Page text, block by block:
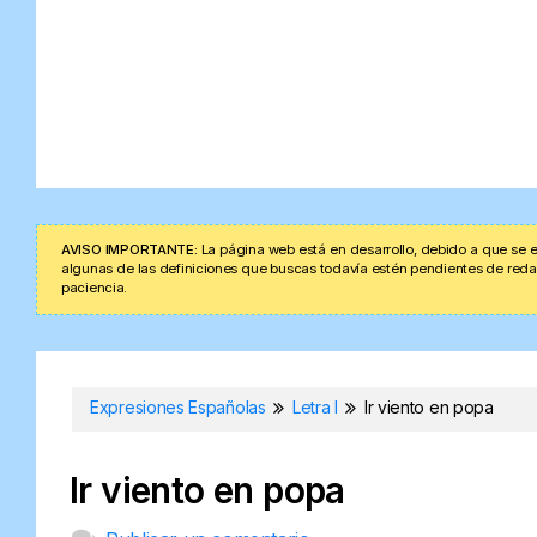
AVISO IMPORTANTE: La página web está en desarrollo, debido a que
algunas de las definiciones que buscas todavía estén pendientes de
paciencia.
Expresiones Españolas Letra I Ir viento en popa
Ir viento en popa